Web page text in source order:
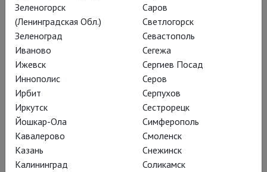
Маска»
Зеленогорск
(Ленинградская Обл.)
Зеленоград
Иваново
Ижевск
Иннополис
Ирбит
Иркутск
Йошкар-Ола
Кавалерово
Казань
Калининград
Саров
Светлогорск
Севастополь
Сегежа
Сергиев Посад
Серов
Серпухов
Сестрорецк
Симферополь
Смоленск
Снежинск
Соликамск